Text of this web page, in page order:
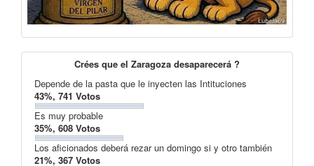
Crées que el Zaragoza desaparecerá ?
Depende de la pasta que le inyecten las Intituciones
43%, 741 Votos
Es muy probable
35%, 608 Votos
Los aficionados deberá rezar un domingo si y otro también
21%, 367 Votos